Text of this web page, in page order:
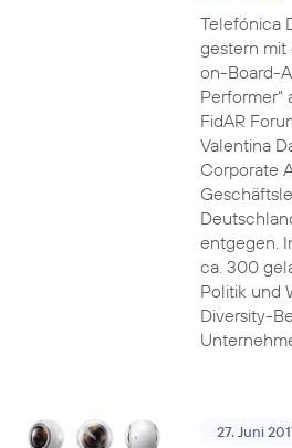
Telefónica
gestern
on-Board-
Performer“
FidAR
Valentina
Corporate
entgegen.
ca. 300
Politik und
Diversity-
27. Juni